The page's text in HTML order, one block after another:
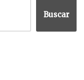
Buscar